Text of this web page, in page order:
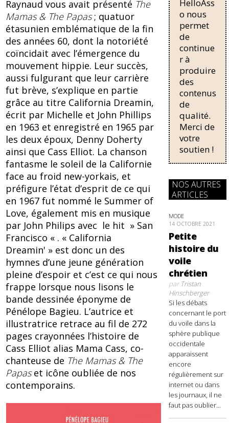
b
o
o
k
sk
y
Raynaud vous avait présenté The
Mamas & The Papas; quatuor
étasunien emblématique de la fin
des années 60, dont la notoriété
coïncidait avec l’émergence du
mouvement hippie. Leur succès,
aussi fulgurant que leur carrière
fut brève, s’explique en partie
grâce au titre California Dreamin,
écrit par Michelle et John Phillips
en 1963 et enregistré en 1965 par
les deux époux, Denny Doherty
ainsi que Cass Elliot. La chanson
fantasme le soleil de la Californie
face au froid new-yorkais, et
préfigure l’état d’esprit de ce qui
en 1967 fut nommé le Summer of
Love, également mis en musique
par John Philips avec le hit » San
Francisco « . « California
Dreamin' » est donc un des
hymnes d’une jeune génération
pleine d’espoir et c’est ce qui nous
frappe lorsque nous lisons le
bande dessinée éponyme de
Pénélope Bagieu. L’autrice et
illustratrice retrace au fil de 272
pages crayonnées l’histoire de
Cass Elliot alias Mama Cass, co-
chanteuse de The Mamas & The
Papaset icône oubliée de nos
contemporains.
pour une
régularisati
on,
passant de
trois...
HelloAss
o nous
permet
de
continue
r à
produire
des
contenus
de
qualité.
Merci de
votre
soutien !
NOS AUTRES
ARTICLES
MODE
14 OCTOBRE 2021
Petite
histoire du
voile
chrétien
parTristan
Hinschberger
Si les débats
concernant le port
du voile dans la
sphère publique
occidentale
apparaissent
encore
régulièrement sur
internet ou dans
les journaux, il ne
faut pas oublier...